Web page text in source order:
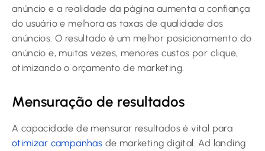
anúncio e a realidade da página aumenta a confiança
do usuário e melhora as taxas de qualidade dos
anúncios. O resultado é um melhor posicionamento do
anúncio e, muitas vezes, menores custos por clique,
otimizando o orçamento de marketing.
Mensuração de resultados
A capacidade de mensurar resultados é vital para
otimizar campanhas de marketing digital. Ad landing